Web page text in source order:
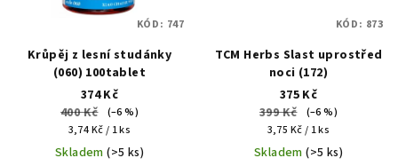
Krůpěj z lesní studánky
(060) 100tablet
374 Kč
400 Kč
(–6 %)
Měrná
cena:
3,74 Kč / 1 ks
Skladem(>5 ks)
KÓD: 747
TCM Herbs Slast uprostřed
noci (172)
375 Kč
399 Kč
(–6 %)
Měrná
cena:
3,75 Kč / 1 ks
Skladem(>5 ks)
KÓD: 873